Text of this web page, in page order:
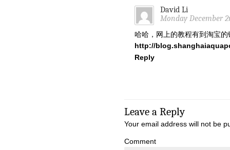
David Li
Monday December
哈哈，网上的教程有到淘宝的
http://
Reply
Leave a Reply
Your email address will not be
Comment